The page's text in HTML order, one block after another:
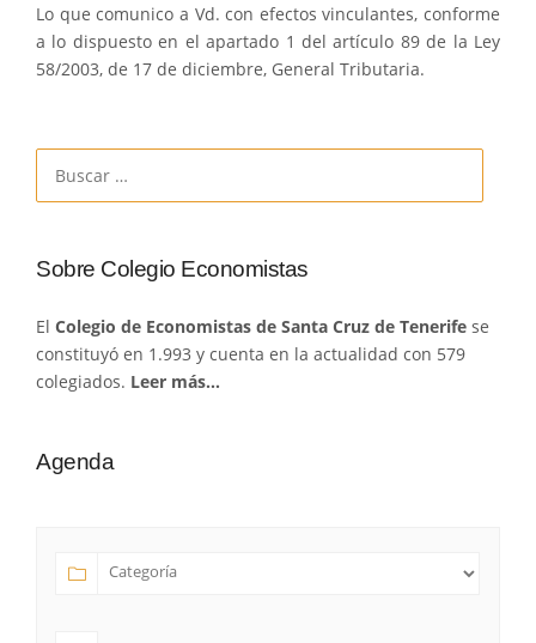
Lo que comunico a Vd. con efectos vinculantes, conforme
a lo dispuesto en el apartado 1 del artículo 89 de la Ley
58/2003, de 17 de diciembre, General Tributaria.
Sobre Colegio Economistas
El Colegio de Economistas de Santa Cruz de Tenerife se
constituyó en 1.993 y cuenta en la actualidad con 579
colegiados. Leer más…
Agenda